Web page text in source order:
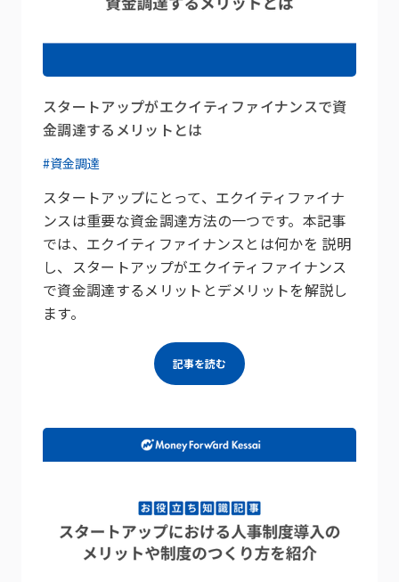
スタートアップがエクイティファイナンスで資
金調達するメリットとは
#資金調達
スタートアップにとって、エクイティファイナ
ンスは重要な資金調達方法の一つです。本記事
では、エクイティファイナンスとは何かを 説明
し、スタートアップがエクイティファイナンス
で資金調達するメリットとデメリットを解説し
ます。
記事を読む